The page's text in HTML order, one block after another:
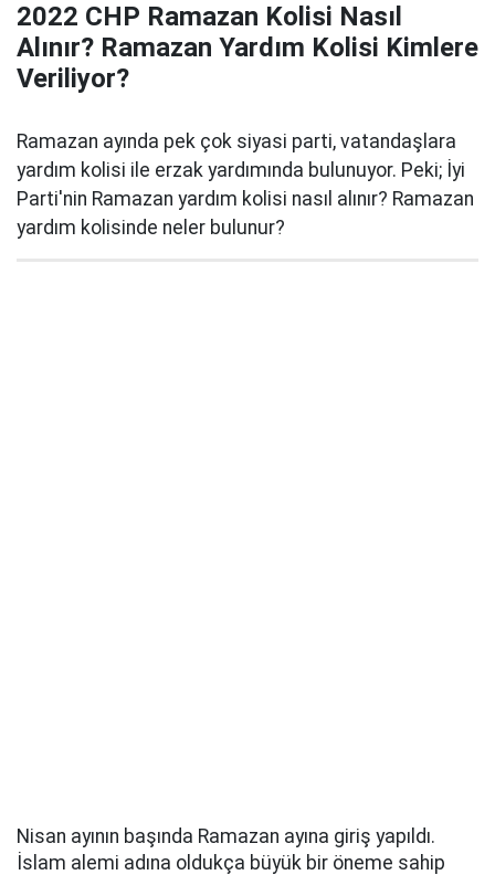
2022 CHP Ramazan Kolisi Nasıl
Alınır? Ramazan Yardım Kolisi Kimlere
Veriliyor?
Ramazan ayında pek çok siyasi parti, vatandaşlara
yardım kolisi ile erzak yardımında bulunuyor. Peki; İyi
Parti'nin Ramazan yardım kolisi nasıl alınır? Ramazan
yardım kolisinde neler bulunur?
Nisan ayının başında Ramazan ayına giriş yapıldı.
İslam alemi adına oldukça büyük bir öneme sahip